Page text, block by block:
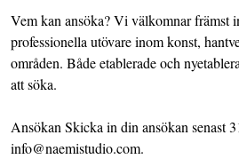
Vem kan ansöka? Vi välkomnar främst
professionella utövare inom konst,
områden. Både etablerade och
att söka.
Ansökan Skicka in din ansökan senast
info@naemistudio.com.